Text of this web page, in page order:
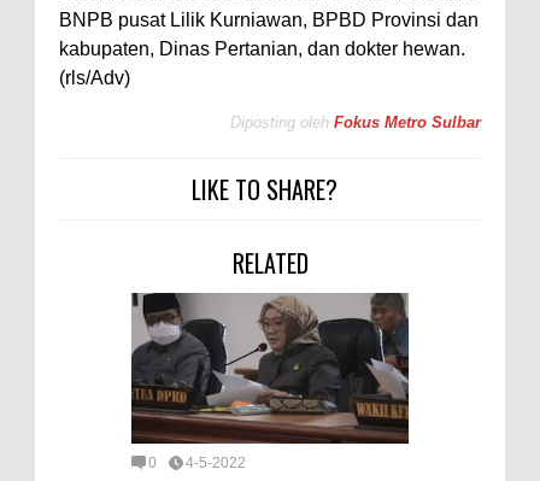
BNPB pusat Lilik Kurniawan, BPBD Provinsi dan
kabupaten, Dinas Pertanian, dan dokter hewan.
(rls/Adv)
Diposting oleh Fokus Metro Sulbar
LIKE TO SHARE?
RELATED
0 4-5-2022